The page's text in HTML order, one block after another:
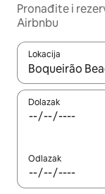
Pronađite i
Airbnbu
Lokacija
Kada budu
Dolazak
Odlazak